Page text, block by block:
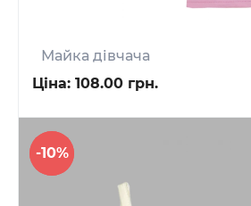
Майка дівчача
Ціна: 108.00 грн.
-10%